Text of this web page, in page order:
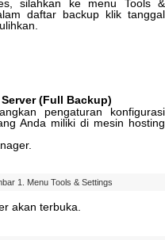
silahkan ke menu Tools &
daftar backup klik tanggal
Server (Full Backup)
pengaturan
konfigurasi
Anda miliki di mesin hosting
.
1 Menu Tools & Settings
akan terbuka